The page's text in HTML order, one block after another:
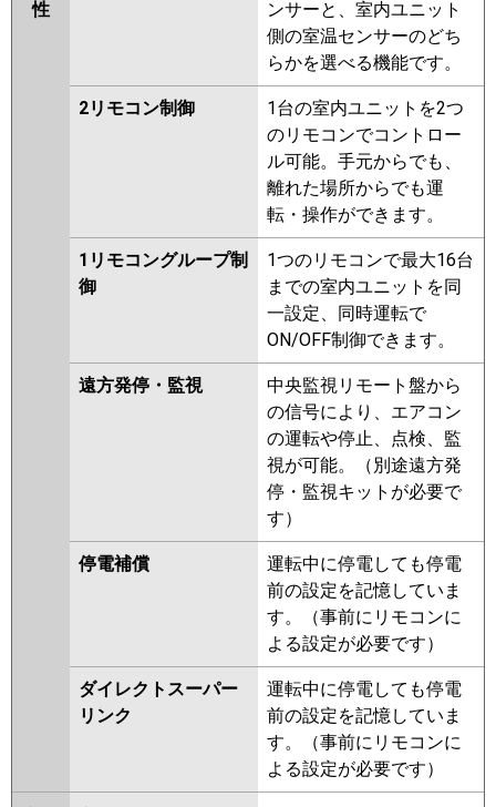
性
ンサーと、室内ユニット
側の室温センサーのどち
らかを選べる機能です。
2リモコン制御
1台の室内ユニットを2つ
のリモコンでコントロー
ル可能。手元からでも、
離れた場所からでも運
転・操作ができます。
1リモコングループ制
御
1つのリモコンで最大16台
までの室内ユニットを同
一設定、同時運転で
ON/OFF制御できます。
遠方発停・監視
中央監視リモート盤から
の信号により、エアコン
の運転や停止、点検、監
視が可能。（別途遠方発
停・監視キットが必要で
す）
停電補償
運転中に停電しても停電
前の設定を記憶していま
す。（事前にリモコンに
よる設定が必要です）
ダイレクトスーパー
リンク
運転中に停電しても停電
前の設定を記憶していま
す。（事前にリモコンに
よる設定が必要です）